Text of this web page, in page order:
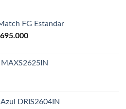
FG Estandar
695.000El
es:
DRIS2604IN